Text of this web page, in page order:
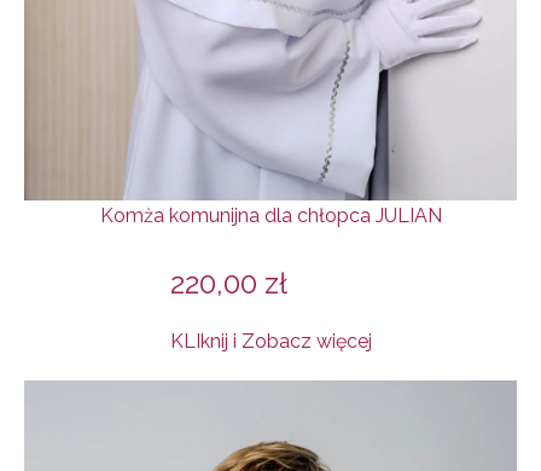
Komża komunijna dla chłopca JULIAN
220,00 zł
KLIknij i Zobacz więcej